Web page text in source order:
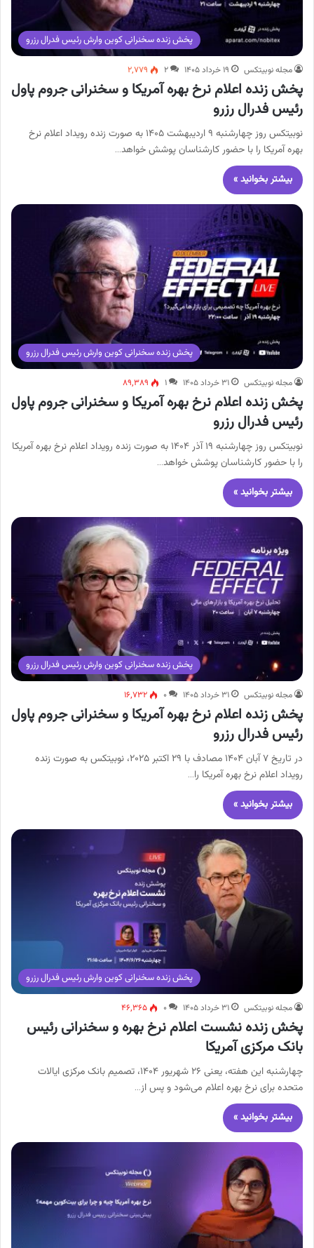
پخش زنده سخنرانی کوین وارش رئیس فدرال رزرو
مجله نوبیتکس ۱۹ خرداد ۱۴۰۵ ۲ ۲,۷۷۹
پخش زنده اعلام نرخ بهره آمریکا و سخنرانی جروم پاول
رئیس فدرال رزرو
نوبیتکس روز چهارشنبه ۹ اردیبهشت ۱۴۰۵ به صورت زنده رویداد اعلام نرخ
بهره آمریکا را با حضور کارشناسان پوشش خواهد…
بیشتر بخوانید »
پخش زنده سخنرانی کوین وارش رئیس فدرال رزرو
مجله نوبیتکس ۳۱ خرداد ۱۴۰۵ ۱ ۸۹,۳۸۹
پخش زنده اعلام نرخ بهره آمریکا و سخنرانی جروم پاول
رئیس فدرال رزرو
نوبیتکس روز چهارشنبه ۱۹ آذر ۱۴۰۴ به صورت زنده رویداد اعلام نرخ بهره آمریکا
را با حضور کارشناسان پوشش خواهد…
بیشتر بخوانید »
پخش زنده سخنرانی کوین وارش رئیس فدرال رزرو
مجله نوبیتکس ۳۱ خرداد ۱۴۰۵ ۰ ۱۶,۷۳۲
پخش زنده اعلام نرخ بهره آمریکا و سخنرانی جروم پاول
رئیس فدرال رزرو
در تاریخ ۷ آبان ۱۴۰۴ مصادف با ۲۹ اکتبر ۲۰۲۵، نوبیتکس به صورت زنده
رویداد اعلام نرخ بهره آمریکا را…
بیشتر بخوانید »
پخش زنده سخنرانی کوین وارش رئیس فدرال رزرو
مجله نوبیتکس ۳۱ خرداد ۱۴۰۵ ۰ ۴۶,۳۶۵
پخش زنده نشست اعلام نرخ بهره و سخنرانی رئیس
بانک مرکزی آمریکا
چهارشنبه این هفته، یعنی ۲۶ شهریور ۱۴۰۴، تصمیم بانک مرکزی ایالات
متحده برای نرخ بهره اعلام می‌شود و پس از…
بیشتر بخوانید »